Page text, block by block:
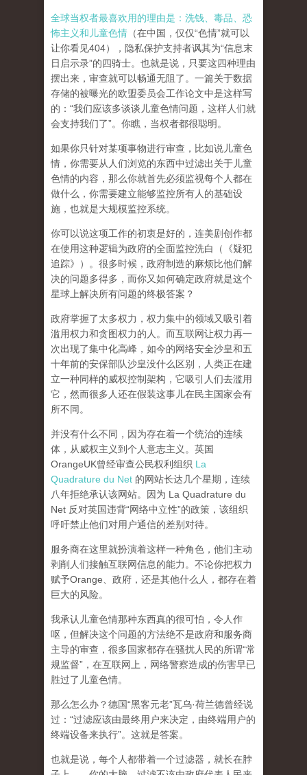
全球当权者最喜欢用的理由是：洗钱、毒品、恐
怖主义和儿童色情 （在中国，仅仅“色情”就可以
让你看见404），隐私保护支持者讽其为“信息末
日启示录”的四骑士。也就是说，只要这四种理由
摆出来，审查就可以畅通无阻了。一篇关于数据
存储的被曝光的欧盟委员会工作论文中是这样写
的：“我们应该多谈谈儿童色情问题，这样人们就
会支持我们了”。你瞧，当权者都很聪明。
如果你只针对某项事物进行审查，比如说儿童色
情，你需要从人们浏览的东西中过滤出关于儿童
色情的内容，那么你就首先必须监视每个人都在
做什么，你需要建立能够监控所有人的基础设
施，也就是大规模监控系统。
你可以说这项工作的初衷是好的，连美剧创作都
在使用这种逻辑为政府的全面监控洗白（《疑犯
追踪》）。 很多时候，政府制造的麻烦比他们解
决的问题多得多，而你又如何确定政府就是这个
星球上解决所有问题的终极答案？
政府掌握了太多权力，权力集中的领域又吸引着
滥用权力和贪图权力的人。而互联网让权力再一
次出现了集中化高峰， 如今的网络安全沙皇和五
十年前的安保部队沙皇没什么区别，人类正在建
立一种同样的威权控制架构，它吸引人们去滥用
它，然而很多人还在假装这事儿在民主国家会有
所不同。
并没有什么不同，因为存在着一个统治的连续
体，从威权主义到个人意志主义。英国
OrangeUK曾经审查公民权利组织 La
Quadrature du Net 的网站长达几个星期，连续
八年拒绝承认该网站。因为 La Quadrature du
Net 反对英国违背“网络中立性”的政策，该组织
呼吁禁止他们对用户通信的差别对待。
服务商在这里就扮演着这样一种角色，他们主动
剥削人们接触互联网信息的能力。不论你把权力
赋予Orange、政府，还是其他什么人，都存在着
巨大的风险。
我承认儿童色情那种东西真的很可怕，令人作
呕，但解决这个问题的方法绝不是政府和服务商
主导的审查，很多国家都存在骚扰人民的所谓“常
规监督”，在互联网上，网络警察造成的伤害早已
胜过了儿童色情。
那么怎么办？德国“黑客元老”瓦乌·荷兰德曾经说
过：“过滤应该由最终用户来决定，由终端用户的
终端设备来执行”。这就是答案。
也就是说，每个人都带着一个过滤器，就长在脖